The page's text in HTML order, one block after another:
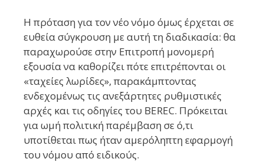
Η πρόταση για τον νέο νόμο όμως έρχεται σε
ευθεία σύγκρουση με αυτή τη διαδικασία: θα
παραχωρούσε στην Επιτροπή μονομερή
εξουσία να καθορίζει πότε επιτρέπονται οι
«ταχείες λωρίδες», παρακάμπτοντας
ενδεχομένως τις ανεξάρτητες ρυθμιστικές
αρχές και τις οδηγίες του BEREC. Πρόκειται
για ωμή πολιτική παρέμβαση σε ό,τι
υποτίθεται πως ήταν αμερόληπτη εφαρμογή
του νόμου από ειδικούς.